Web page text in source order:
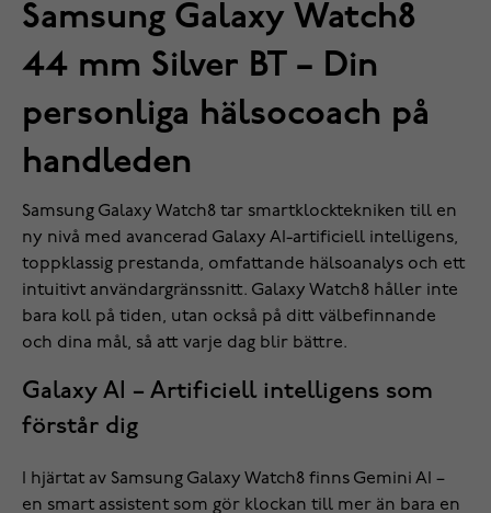
Samsung Galaxy Watch8
44 mm Silver BT – Din
personliga hälsocoach på
handleden
Samsung Galaxy Watch8 tar smartklocktekniken till en
ny nivå med avancerad Galaxy AI-artificiell intelligens,
toppklassig prestanda, omfattande hälsoanalys och ett
intuitivt användargränssnitt. Galaxy Watch8 håller inte
bara koll på tiden, utan också på ditt välbefinnande
och dina mål, så att varje dag blir bättre.
Galaxy AI – Artificiell intelligens som
förstår dig
I hjärtat av Samsung Galaxy Watch8 finns Gemini AI –
en smart assistent som gör klockan till mer än bara en